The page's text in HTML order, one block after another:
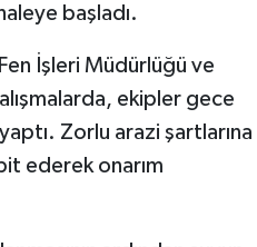
başladı.
İşleri Müdürlüğü ve
ekipler gece
Zorlu arazi şartlarına
ederek onarım